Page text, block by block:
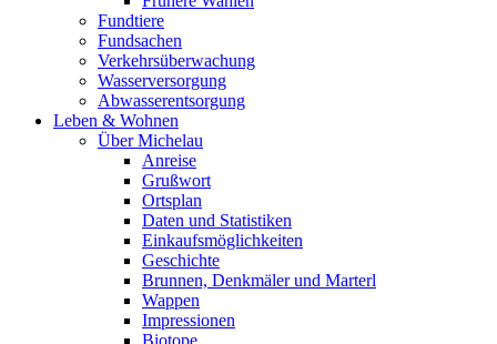
Fundtiere
Fundsachen
Verkehrsüberwachung
Wasserversorgung
Abwasserentsorgung
Leben & Wohnen
Über Michelau
Anreise
Grußwort
Ortsplan
Daten und Statistiken
Einkaufsmöglichkeiten
Geschichte
Brunnen, Denkmäler und Marterl
Wappen
Impressionen
Biotope